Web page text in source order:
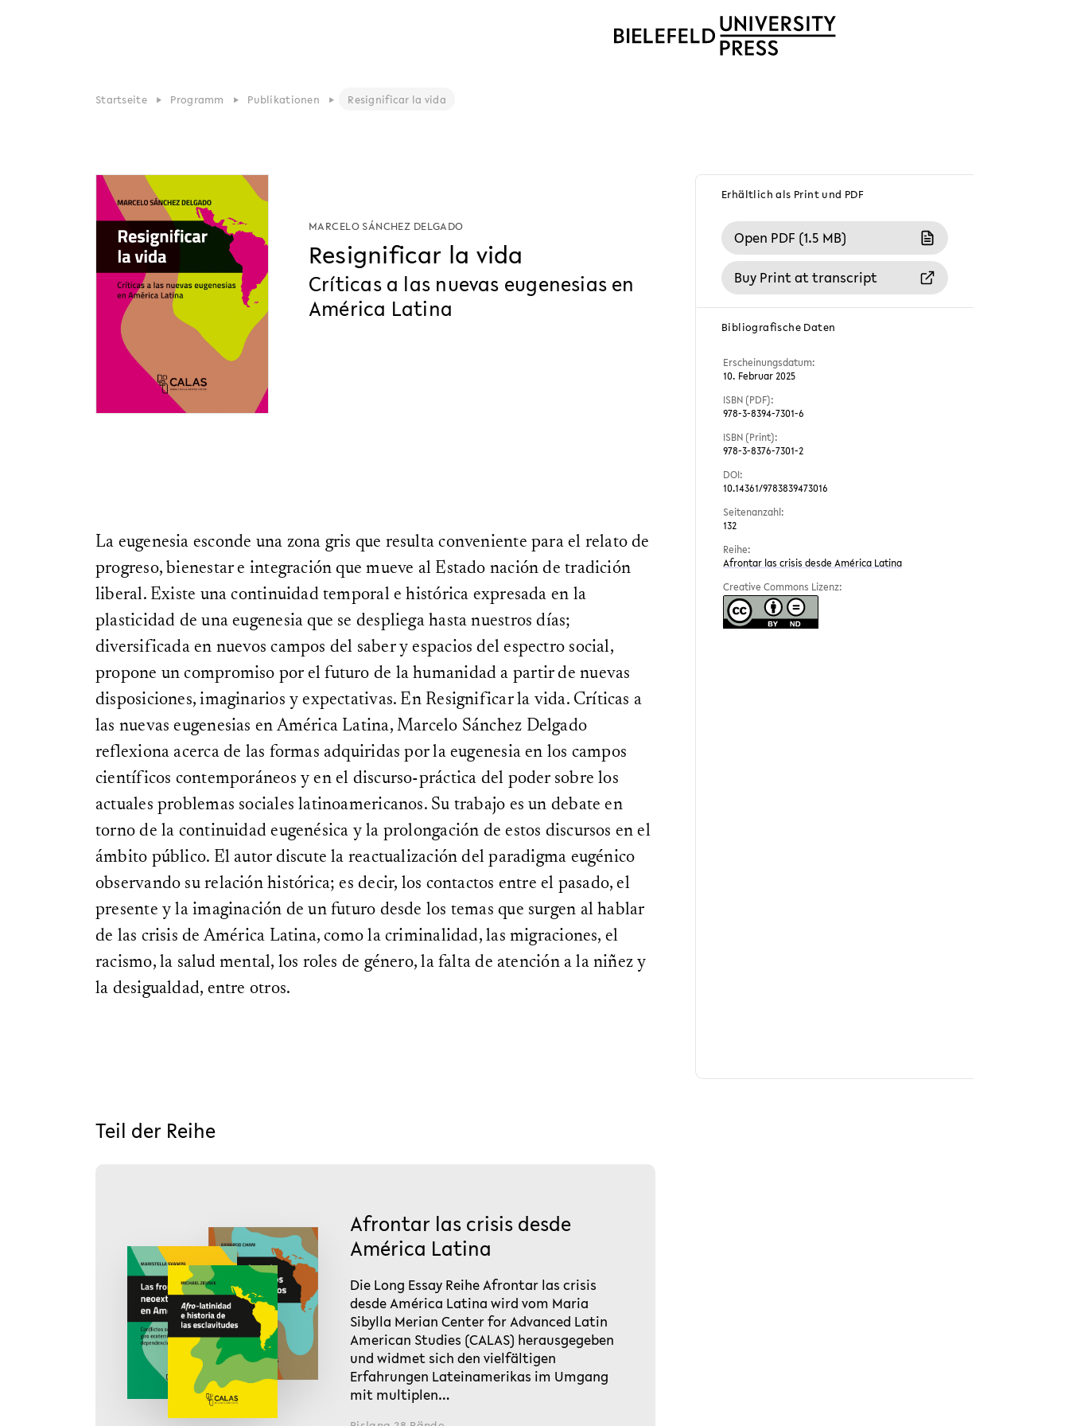
Startseite Programm Publikationen Resignificar la vida
MARCELO SÁNCHEZ DELGADO
Resignificar la vida
Críticas a las nuevas eugenesias en
América Latina
La eugenesia esconde una zona gris que resulta conveniente para el relato de
progreso, bienestar e integración que mueve al Estado nación de tradición
liberal. Existe una continuidad temporal e histórica expresada en la
plasticidad de una eugenesia que se despliega hasta nuestros días;
diversificada en nuevos campos del saber y espacios del espectro social,
propone un compromiso por el futuro de la humanidad a partir de nuevas
disposiciones, imaginarios y expectativas. En Resignificar la vida. Críticas a
las nuevas eugenesias en América Latina, Marcelo Sánchez Delgado
reflexiona acerca de las formas adquiridas por la eugenesia en los campos
científicos contemporáneos y en el discurso-práctica del poder sobre los
actuales problemas sociales latinoamericanos. Su trabajo es un debate en
torno de la continuidad eugenésica y la prolongación de estos discursos en el
ámbito público. El autor discute la reactualización del paradigma eugénico
observando su relación histórica; es decir, los contactos entre el pasado, el
presente y la imaginación de un futuro desde los temas que surgen al hablar
de las crisis de América Latina, como la criminalidad, las migraciones, el
racismo, la salud mental, los roles de género, la falta de atención a la niñez y
la desigualdad, entre otros.
Teil der Reihe
Afrontar las crisis desde
América Latina
Die Long Essay Reihe Afrontar las crisis
desde América Latina wird vom Maria
Sibylla Merian Center for Advanced Latin
American Studies (CALAS) herausgegeben
und widmet sich den vielfältigen
Erfahrungen Lateinamerikas im Umgang
mit multiplen…
Erhältlich als Print und PDF
Open PDF (1.5 MB)
Buy Print at transcript
Bibliografische Daten
Erscheinungsdatum:
10. Februar 2025
ISBN (PDF):
978-3-8394-7301-6
ISBN (Print):
978-3-8376-7301-2
DOI:
10.14361/9783839473016
Seitenanzahl:
132
Reihe:
Afrontar las crisis desde América Latina
Creative Commons Lizenz: